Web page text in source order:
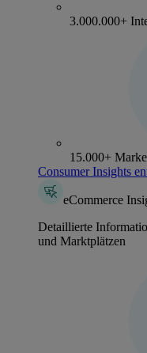
3.000.000+
15.000+
Consumer Insights
eCommerce
Detaillierte
und Marktplätzen